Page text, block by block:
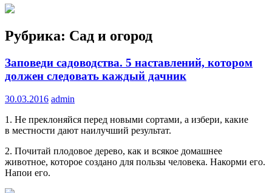
Рубрика: Сад и огород
Заповеди садоводства. 5 наставлений, котором
должен следовать каждый дачник
30.03.2016 admin
1. Не преклоняйся перед новыми сортами, а избери, какие
в местности дают наилучший результат.
2. Почитай плодовое дерево, как и всякое домашнее
животное, которое создано для пользы человека. Накорми его.
Напои его.